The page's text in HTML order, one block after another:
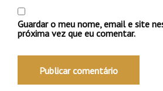
Guardar o meu nome, email e site
próxima vez que eu comentar.